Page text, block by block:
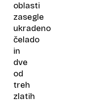
oblasti
zasegle
ukradeno
čelado
in
dve
od
treh
zlatih